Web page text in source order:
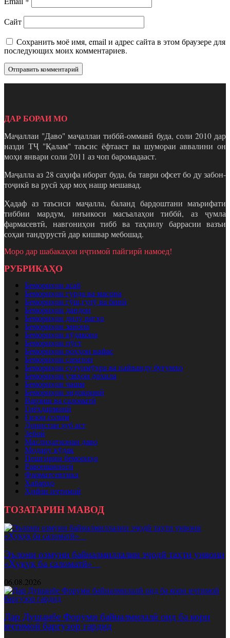
Сайт
Сохранить моё имя, email и адрес сайта в этом браузере для
последующих моих комментариев.
ДАР БОРАИ МО
Маҷаллаи "Даво" маҷаллаи тиббӣ-оммавӣ буда, соли 2010 дар
назди ТҶ "Қалам" таъсис ёфтааст ва шумораи аввалини он
моҳи январи соли 2011 аз чоп баромадааст.
Маҷалла аз 28 саҳифа иборат буда, ба таври офсет бо ду забон-
тоҷикӣ ва русӣ ҳар моҳ нашр мешавад.
Ҳадаф аз таъсиси маҷалла, баланд бардоштани маърифати
тиббии мардум, инъикоси масъалаҳои тиббӣ, аз ҷумла
фармасевтӣ, навгониҳои тибб ва таҳлилу баррасии вазъи
соҳаи тандурустӣ дар кишвар мебошад.
Моро дар шабакаҳои иҷтимоӣ пайгирӣ намоед!
РУБРИКАҲО
Бемориҳои асаб
Бемориҳои гурда ва масона
Бемориҳои гӯш,гулӯ ва бинӣ
Бемориҳои дандон
Бемориҳои дилу рагҳо
Бемориҳои занона
Бемориҳои кӯдакона
Бемориҳои пӯст
Бемориҳои роҳҳои нафас
Бемориҳои саратон
Бемориҳои сутунмӯҳра ва пайванду буғумҳо
Бемориҳои узвҳои дохила
Бемориҳои чашм
Бемориҳои эндокринӣ
Варзиш ва саломатӣ
Гиёҳдармонӣ
Ғизои солим
Донистан хуб аст
Зебоӣ
Маслиҳатхонаи даво
Модару кӯдак
Пешгирии бемориҳо
Равоншиносӣ
Фарматсевтика
Хабарҳо
Ҳифзи иҷтимоӣ
ТОЗАТАРИН МАВОД
Эълони озмуни байналмиллалии эҷодӣ таҳти унвони
«Ҳуқуқ ба саломатӣ»
06.08.2026
Дар Душанбе Форуми байналмилалӣ оид ба кори
иҷтимоӣ баргузор гардид